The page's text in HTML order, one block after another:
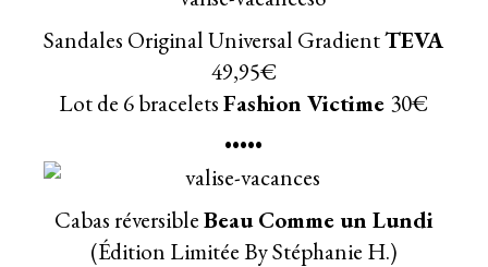
Sandales Original Universal GradientTEVA
49,95€
Lot de 6 braceletsFashion Victime 30€
•••••
Cabas réversibleBeau Comme un Lundi
(Édition Limitée By Stéphanie H.)